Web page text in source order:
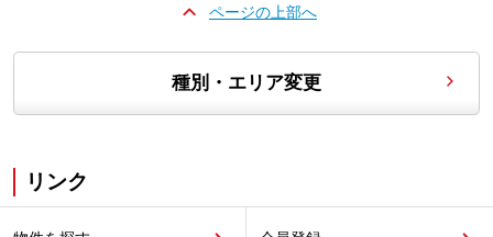
ページの上部へ
種別・エリア変更
リンク